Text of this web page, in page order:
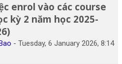
enrol vào các course
kỳ 2 năm học 2025-
-Tuesday, 6 January 2026, 8:14
0